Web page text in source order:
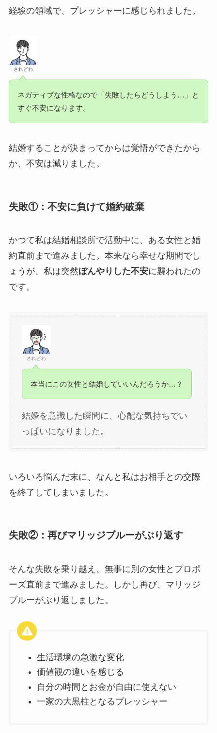
経験の領域で、プレッシャーに感じられました。
されどわ
ネガティブな性格なので「失敗したらどうしよう…」と
すぐ不安になります。
結婚することが決まってからは覚悟ができたから
か、不安は減りました。
失敗①：不安に負けて婚約破棄
かつて私は結婚相談所で活動中に、ある女性と婚
約直前まで進みました。本来なら幸せな期間でし
ょうが、私は突然ぼんやりした不安に襲われたの
です。
されどわ
本当にこの女性と結婚していいんだろうか…？
結婚を意識した瞬間に、心配な気持ちでい
っぱいになりました。
いろいろ悩んだ末に、なんと私はお相手との交際
を終了してしまいました。
失敗②：再びマリッジブルーがぶり返す
そんな失敗を乗り越え、無事に別の女性とプロポ
ーズ直前まで進みました。しかし再び、マリッジ
ブルーがぶり返しました。
生活環境の急激な変化
価値観の違いを感じる
自分の時間とお金が自由に使えない
一家の大黒柱となるプレッシャー